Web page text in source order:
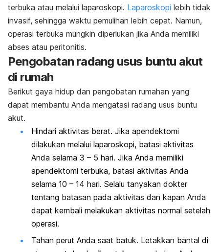
terbuka atau melalui laparoskopi. Laparoskopi lebih tidak
invasif, sehingga waktu pemulihan lebih cepat. Namun,
operasi terbuka mungkin diperlukan jika Anda memiliki
abses atau peritonitis.
Pengobatan radang usus buntu akut
di rumah
Berikut gaya hidup dan pengobatan rumahan yang
dapat membantu Anda mengatasi radang usus buntu
akut.
Hindari aktivitas berat. Jika apendektomi
dilakukan melalui laparoskopi, batasi aktivitas
Anda selama 3 – 5 hari. Jika Anda memiliki
apendektomi terbuka, batasi aktivitas Anda
selama 10 – 14 hari. Selalu tanyakan dokter
tentang batasan pada aktivitas dan kapan Anda
dapat kembali melakukan aktivitas normal setelah
operasi.
Tahan perut Anda saat batuk. Letakkan bantal di